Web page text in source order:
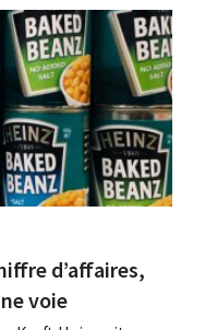
Nous devons saisir
d’affaires,
voie